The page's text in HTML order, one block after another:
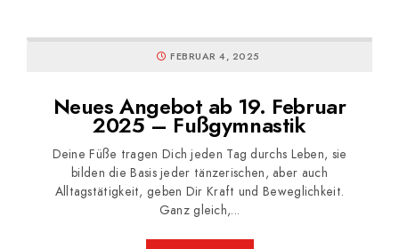
FEBRUAR 4, 2025
Neues Angebot ab 19. Februar
2025 – Fußgymnastik
Deine Füße tragen Dich jeden Tag durchs Leben, sie
bilden die Basis jeder tänzerischen, aber auch
Alltagstätigkeit, geben Dir Kraft und Beweglichkeit.
Ganz gleich,...